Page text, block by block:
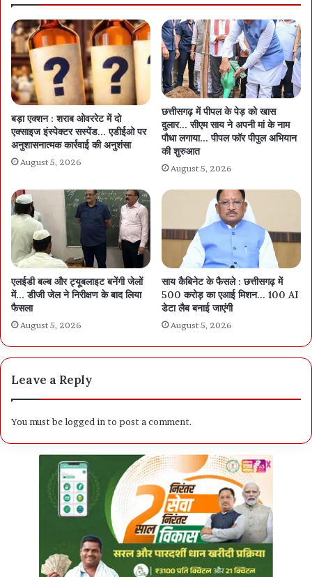
बड़ा एक्शन : शराब ओवररेट में दो
एक्साइज इंस्पेक्टर सस्पेंड… एडीईओ पर
अनुशासनात्मक कार्रवाई की अनुशंसा
August 5, 2026
छत्तीसगढ़ में पीपल के पेड़ को खास
दुलार… सीएम साय ने अपनी मां के नाम
पौधा लगाया… पीपल फॉर पीपुल अभियान
की शुरुआत
August 5, 2026
एलईडी बल्ब और ट्यूबलाइट बनेंगी जेलों
में… डीजी जेल ने निरीक्षण के बाद लिया
फैसला
August 5, 2026
साय कैबिनेट के फैसले : छत्तीसगढ़ में
500 करोड़ का एआई मिशन… 100 AI
डेटा लैब बनाई जाएंगी
August 5, 2026
Leave a Reply
You must belogged in to post a comment.